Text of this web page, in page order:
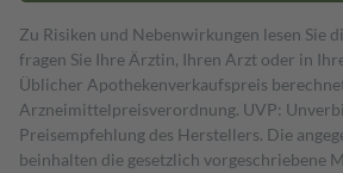
Zu Risiken und Nebenwirkungen lesen Sie
fragen Sie Ihre Ärztin, Ihren Arzt oder in
Üblicher Apothekenverkaufspreis
Arzneimittelpreisverordnung. UVP:
Preisempfehlung des Herstellers. Die
beinhalten die gesetzlich vorgeschriebene